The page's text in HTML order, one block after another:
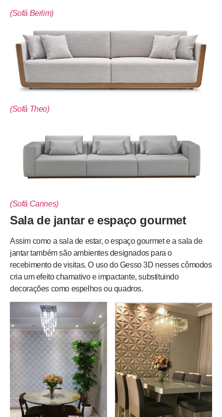
(Sofá Berlim)
(Sofá Theo)
(Sofá Cannes)
Sala de jantar e espaço gourmet
Assim como a sala de estar, o espaço gourmet e a sala de
jantar também são ambientes designados para o
recebimento de visitas. O uso do Gesso 3D nesses cômodos
cria um efeito chamativo e impactante, substituindo
decorações como espelhos ou quadros.